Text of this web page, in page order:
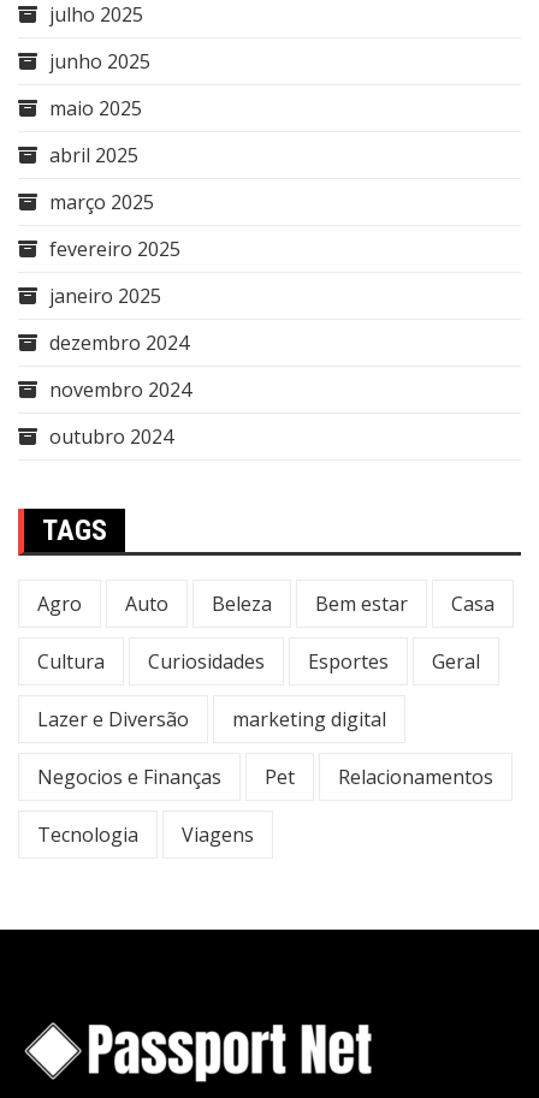
julho 2025
junho 2025
maio 2025
abril 2025
março 2025
fevereiro 2025
janeiro 2025
dezembro 2024
novembro 2024
outubro 2024
TAGS
Agro Auto Beleza Bem estar Casa
Cultura Curiosidades Esportes Geral
Lazer e Diversão marketing digital
Negocios e Finanças Pet Relacionamentos
Tecnologia Viagens